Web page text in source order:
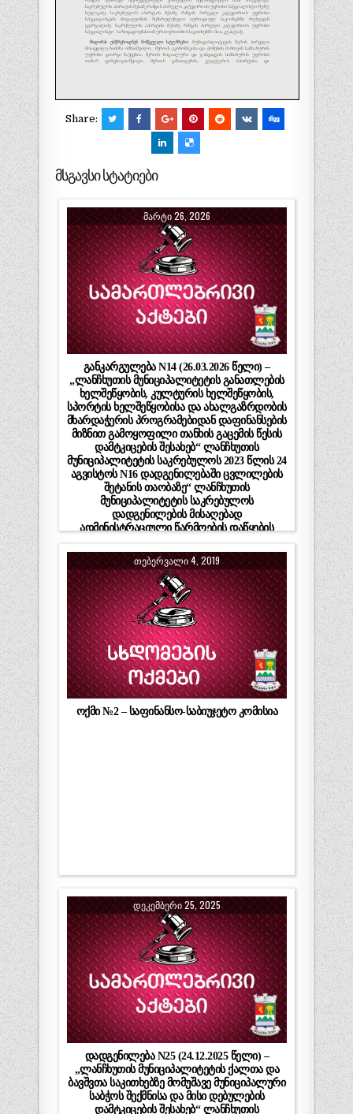
Share:
მსგავსი სტატიები
ᲛᲐᲠᲢᲘ 26, 2026
განკარგულება N14 (26.03.2026 წელი) –
„ლანჩხუთის მუნიციპალიტეტის განათლების
ხელშეწყობის, კულტურის ხელშეწყობის,
სპორტის ხელშეწყობისა და ახალგაზრდობის
მხარდაჭერის პროგრამებიდან დაფინანსების
მიზნით გამოყოფილი თანხის გაცემის წესის
დამტკიცების შესახებ“ ლანჩხუთის
მუნიციპალიტეტის საკრებულოს 2023 წლის 24
აგვისტოს N16 დადგენილებაში ცვლილების
შეტანის თაობაზე“ ლანჩხუთის
მუნიციპალიტეტის საკრებულოს
დადგენილების მისაღებად
ადმინისტრაციული წარმოების დაწყების
ᲗᲔᲑᲔᲠᲕᲐᲚᲘ 4, 2019
ოქმი №2 – საფინანსო-საბიუჯეტო კომისია
ᲓᲔᲙᲔᲛᲑᲔᲠᲘ 25, 2025
დადგენილება N25 (24.12.2025 წელი) –
„ლანჩხუთის მუნიციპალიტეტის ქალთა და
ბავშვთა საკითხებზე მომუშავე მუნიციპალური
საბჭოს შექმნისა და მისი დებულების
დამტკიცების შესახებ“ ლანჩხუთის